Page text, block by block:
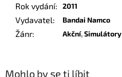
Mohlo by se ti líbit
Rok vydání: 2011
Vydavatel: Bandai Namco
Žánr: Akční,Simulátory